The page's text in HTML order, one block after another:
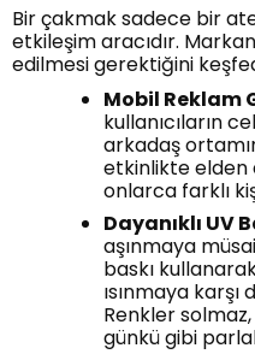
Bir çakmak sadece bir
etkileşim aracıdır.
edilmesi gerektiğini
Mobil Reklam
kullanıcıların
arkadaş
etkinlikte elden
onlarca farklı
Dayanıklı UV
aşınmaya
baskı
ısınmaya karşı
Renkler
günkü gibi